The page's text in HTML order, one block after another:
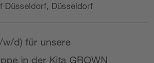
Düsseldorf, Düsseldorf
w/d) für unsere
in der Kita GROWN